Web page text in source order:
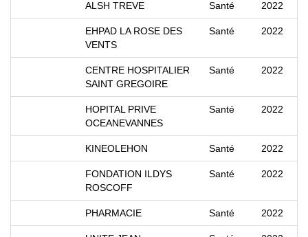
ALSH TREVE Santé 2022
EHPAD LA ROSE DES
VENTS
Santé 2022
CENTRE HOSPITALIER
SAINT GREGOIRE
Santé 2022
HOPITAL PRIVE
OCEANEVANNES
Santé 2022
KINEOLEHON Santé 2022
FONDATION ILDYS
ROSCOFF
Santé 2022
PHARMACIE Santé 2022